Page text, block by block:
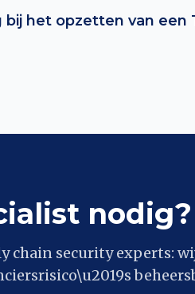
het opzetten van een
nodig?
chain security experts: